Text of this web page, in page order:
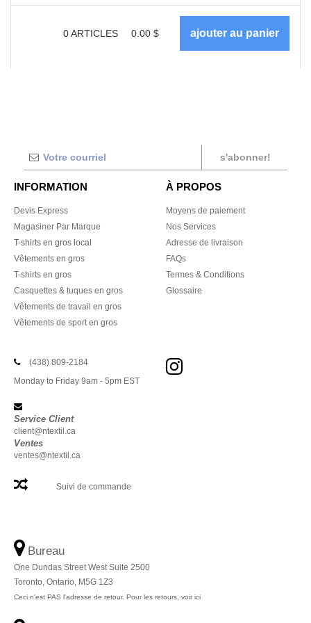
0ARTICLES 0.00 $
s'abonner!
INFORMATION
Devis Express
Magasiner Par Marque
T-shirts en gros local
Vêtements en gros
T-shirts en gros
Casquettes & tuques en gros
Vêtements de travail en gros
Vêtements de sport en gros
À PROPOS
Moyens de paiement
Nos Services
Adresse de livraison
FAQs
Termes & Conditions
Glossaire
(438) 809-2184
Monday to Friday 9am - 5pm EST
Service Client
client@ntextil.ca
Ventes
ventes@ntextil.ca
Suivi de commande
Bureau
One Dundas Street West Suite 2500
Toronto, Ontario, M5G 1Z3
Ceci n'est PAS l'adresse de retour. Pour les retours, voir ici